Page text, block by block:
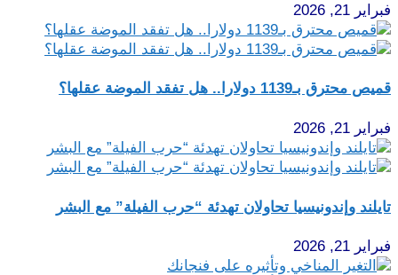
فبراير 21, 2026
قميص محترق بـ1139 دولارا.. هل تفقد الموضة عقلها؟
فبراير 21, 2026
تايلند وإندونيسيا تحاولان تهدئة “حرب الفيلة” مع البشر
فبراير 21, 2026